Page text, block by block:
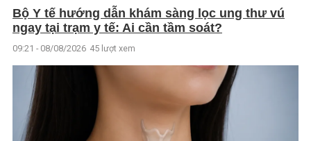
Bộ Y tế hướng dẫn khám sàng lọc ung thư vú
ngay tại trạm y tế: Ai cần tầm soát?
09:21 - 08/08/2026 45 lượt xem